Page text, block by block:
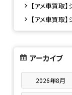
【アメ車買取
【アメ車買取
アーカイブ
2026年8月